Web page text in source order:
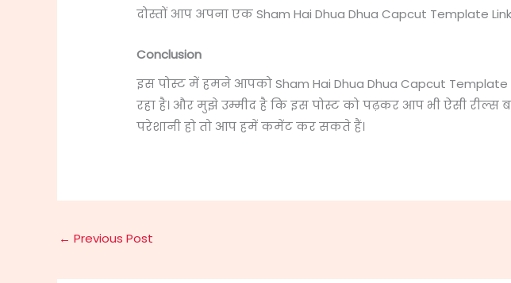
दोस्तों आप अपना एक Sham Hai Dhua Dhua Capcut Template Link
Conclusion
इस पोस्ट में हमने आपको Sham Hai Dhua Dhua Capcut Template
रहा है। और मुझे उम्मीद है कि इस पोस्ट को पढ़कर आप भी ऐसी
परेशानी हो तो आप हमें कमेंट कर सकते हैं।
← Previous Post